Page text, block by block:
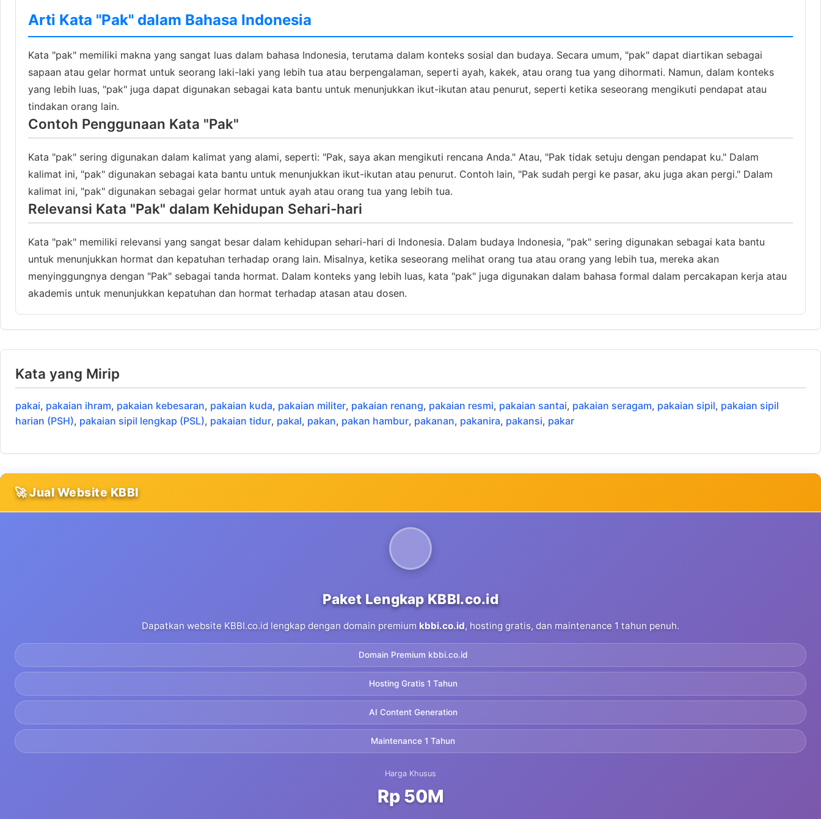
Arti Kata "Pak" dalam Bahasa Indonesia
Kata "pak" memiliki makna yang sangat luas dalam bahasa Indonesia, terutama dalam konteks sosial dan budaya. Secara umum, "pak" dapat diartikan sebagai
sapaan atau gelar hormat untuk seorang laki-laki yang lebih tua atau berpengalaman, seperti ayah, kakek, atau orang tua yang dihormati. Namun, dalam konteks
yang lebih luas, "pak" juga dapat digunakan sebagai kata bantu untuk menunjukkan ikut-ikutan atau penurut, seperti ketika seseorang mengikuti pendapat atau
tindakan orang lain.
Contoh Penggunaan Kata "Pak"
Kata "pak" sering digunakan dalam kalimat yang alami, seperti: "Pak, saya akan mengikuti rencana Anda." Atau, "Pak tidak setuju dengan pendapat ku." Dalam
kalimat ini, "pak" digunakan sebagai kata bantu untuk menunjukkan ikut-ikutan atau penurut. Contoh lain, "Pak sudah pergi ke pasar, aku juga akan pergi." Dalam
kalimat ini, "pak" digunakan sebagai gelar hormat untuk ayah atau orang tua yang lebih tua.
Relevansi Kata "Pak" dalam Kehidupan Sehari-hari
Kata "pak" memiliki relevansi yang sangat besar dalam kehidupan sehari-hari di Indonesia. Dalam budaya Indonesia, "pak" sering digunakan sebagai kata bantu
untuk menunjukkan hormat dan kepatuhan terhadap orang lain. Misalnya, ketika seseorang melihat orang tua atau orang yang lebih tua, mereka akan
menyinggungnya dengan "Pak" sebagai tanda hormat. Dalam konteks yang lebih luas, kata "pak" juga digunakan dalam bahasa formal dalam percakapan kerja atau
akademis untuk menunjukkan kepatuhan dan hormat terhadap atasan atau dosen.
Kata yang Mirip
pakai, pakaian ihram, pakaian kebesaran, pakaian kuda, pakaian militer, pakaian renang, pakaian resmi, pakaian santai, pakaian seragam, pakaian sipil, pakaian sipil
harian (PSH), pakaian sipil lengkap (PSL), pakaian tidur, pakal, pakan, pakan hambur, pakanan, pakanira, pakansi, pakar
🚀 Jual Website KBBI
Paket Lengkap KBBI.co.id
Dapatkan website KBBI.co.id lengkap dengan domain premium kbbi.co.id, hosting gratis, dan maintenance 1 tahun penuh.
Domain Premium kbbi.co.id
Hosting Gratis 1 Tahun
AI Content Generation
Maintenance 1 Tahun
Harga Khusus
Rp 50M